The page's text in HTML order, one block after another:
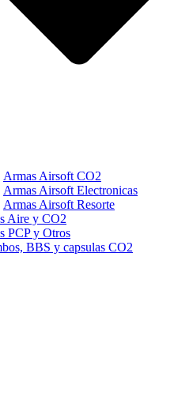
Armas Airsoft CO2
Armas Airsoft Electronicas
Armas Airsoft Resorte
Aire y CO2
PCP y Otros
BBS y capsulas CO2